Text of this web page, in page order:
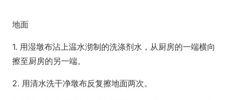
地面
1. 用湿墩布沾上温水沏制的洗涤剂水，从厨房的一端横向
擦至厨房的另一端。
2. 用清水洗干净墩布反复擦地面两次。